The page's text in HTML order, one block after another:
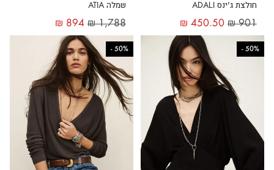
חולצת ג'ינס ADALI
₪901
₪ 450.50
שמלה ATIA
₪1,788
₪ 894
50%
-
50%
-